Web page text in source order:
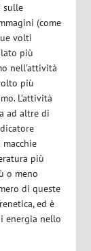
sulle
(come
volti
più
nell’attività
più
L’attività
ad altre di
più
o meno
di queste
ed è
energia nello